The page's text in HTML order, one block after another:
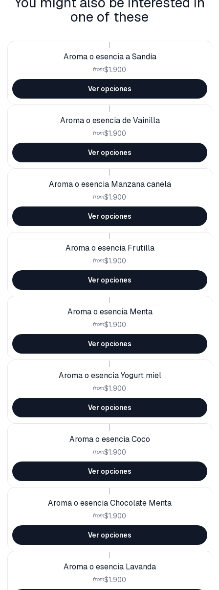
one of these
Aroma o esencia a Sandía
from$1.900
Ver opciones
Aroma o esencia de Vainilla
from$1.900
Ver opciones
Aroma o esencia Manzana canela
from$1.900
Ver opciones
Aroma o esencia Frutilla
from$1.900
Ver opciones
Aroma o esencia Menta
from$1.900
Ver opciones
Aroma o esencia Yogurt miel
from$1.900
Ver opciones
Aroma o esencia Coco
from$1.900
Ver opciones
Aroma o esencia Chocolate Menta
from$1.900
Ver opciones
Aroma o esencia Lavanda
from$1.900